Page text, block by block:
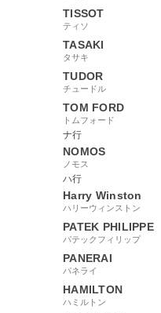
TISSOT
ティソ
TASAKI
タサキ
TUDOR
チュードル
TOM FORD
トムフォード
ナ行
NOMOS
ノモス
ハ行
Harry Winston
ハリーウィンストン
PATEK PHILIPPE
パテックフィリップ
PANERAI
パネライ
HAMILTON
ハミルトン